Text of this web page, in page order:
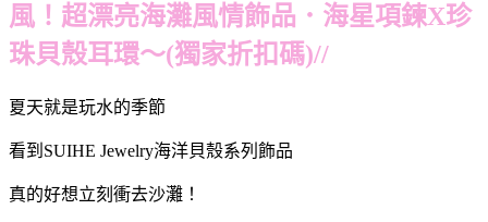
風！超漂亮海灘風情飾品．海星項鍊X珍
珠貝殼耳環～(獨家折扣碼)//
夏天就是玩水的季節
看到SUIHE Jewelry海洋貝殼系列飾品
真的好想立刻衝去沙灘！